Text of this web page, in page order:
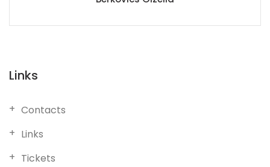
Links
Contacts
Links
Tickets